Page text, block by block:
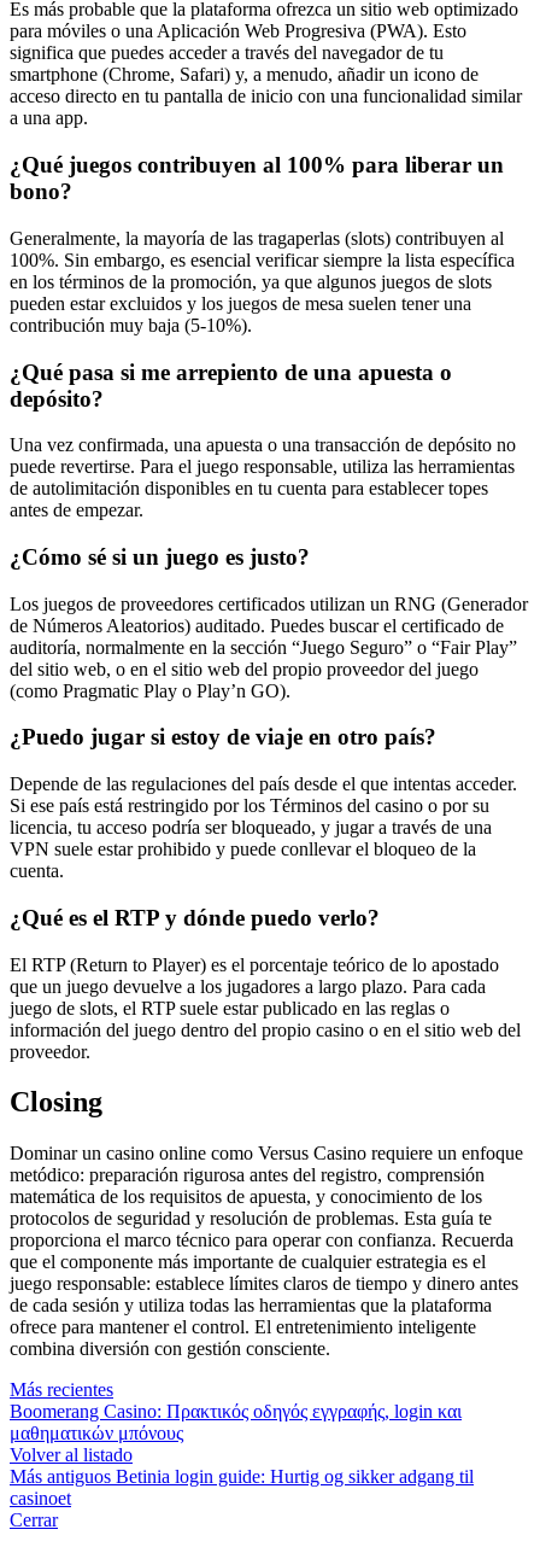
Es más probable que la plataforma ofrezca un sitio web optimizado
para móviles o una Aplicación Web Progresiva (PWA). Esto
significa que puedes acceder a través del navegador de tu
smartphone (Chrome, Safari) y, a menudo, añadir un icono de
acceso directo en tu pantalla de inicio con una funcionalidad similar
a una app.
¿Qué juegos contribuyen al 100% para liberar un
bono?
Generalmente, la mayoría de las tragaperlas (slots) contribuyen al
100%. Sin embargo, es esencial verificar siempre la lista específica
en los términos de la promoción, ya que algunos juegos de slots
pueden estar excluidos y los juegos de mesa suelen tener una
contribución muy baja (5-10%).
¿Qué pasa si me arrepiento de una apuesta o
depósito?
Una vez confirmada, una apuesta o una transacción de depósito no
puede revertirse. Para el juego responsable, utiliza las herramientas
de autolimitación disponibles en tu cuenta para establecer topes
antes de empezar.
¿Cómo sé si un juego es justo?
Los juegos de proveedores certificados utilizan un RNG (Generador
de Números Aleatorios) auditado. Puedes buscar el certificado de
auditoría, normalmente en la sección “Juego Seguro” o “Fair Play”
del sitio web, o en el sitio web del propio proveedor del juego
(como Pragmatic Play o Play’n GO).
¿Puedo jugar si estoy de viaje en otro país?
Depende de las regulaciones del país desde el que intentas acceder.
Si ese país está restringido por los Términos del casino o por su
licencia, tu acceso podría ser bloqueado, y jugar a través de una
VPN suele estar prohibido y puede conllevar el bloqueo de la
cuenta.
¿Qué es el RTP y dónde puedo verlo?
El RTP (Return to Player) es el porcentaje teórico de lo apostado
que un juego devuelve a los jugadores a largo plazo. Para cada
juego de slots, el RTP suele estar publicado en las reglas o
información del juego dentro del propio casino o en el sitio web del
proveedor.
Closing
Dominar un casino online como Versus Casino requiere un enfoque
metódico: preparación rigurosa antes del registro, comprensión
matemática de los requisitos de apuesta, y conocimiento de los
protocolos de seguridad y resolución de problemas. Esta guía te
proporciona el marco técnico para operar con confianza. Recuerda
que el componente más importante de cualquier estrategia es el
juego responsable: establece límites claros de tiempo y dinero antes
de cada sesión y utiliza todas las herramientas que la plataforma
ofrece para mantener el control. El entretenimiento inteligente
combina diversión con gestión consciente.
Más recientes
Boomerang Casino: Πρακτικός οδηγός εγγραφής, login και
μαθηματικών μπόνους
Volver al listado
Más antiguos Betinia login guide: Hurtig og sikker adgang til
casinoet
Cerrar